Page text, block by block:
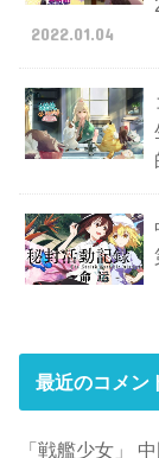
2022.01.04
最近のコメン
「戦艦少女」